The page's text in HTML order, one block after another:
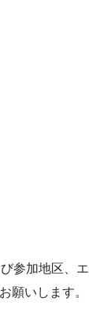
参加地区、エ
願いします。